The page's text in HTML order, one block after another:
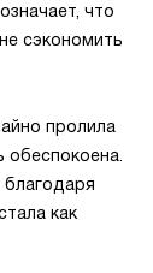
что
сэкономить
пролила
как